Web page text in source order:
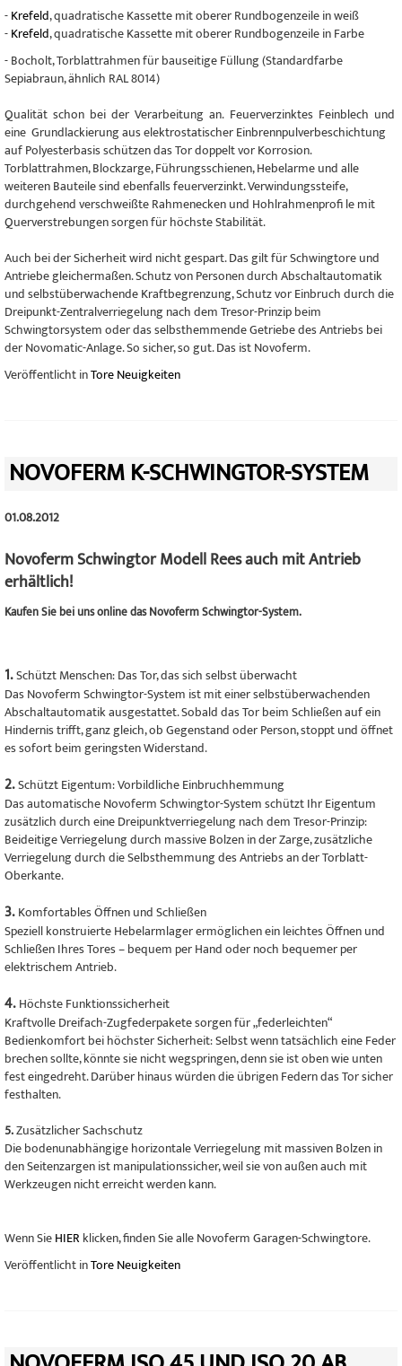
-Krefeld, quadratische Kassette mit oberer Rundbogenzeile in weiß
-Krefeld, quadratische Kassette mit oberer Rundbogenzeile in Farbe
- Bocholt, Torblattrahmen für bauseitige Füllung (Standardfarbe
Sepiabraun, ähnlich RAL 8014)
Qualität schon bei der Verarbeitung an. Feuerverzinktes Feinblech und
eine Grundlackierung aus elektrostatischer Einbrennpulverbeschichtung
auf Polyesterbasis schützen das Tor doppelt vor Korrosion.
Torblattrahmen, Blockzarge, Führungsschienen, Hebelarme und alle
weiteren Bauteile sind ebenfalls feuerverzinkt. Verwindungssteife,
durchgehend verschweißte Rahmenecken und Hohlrahmenprofi le mit
Querverstrebungen sorgen für höchste Stabilität.
Auch bei der Sicherheit wird nicht gespart. Das gilt für Schwingtore und
Antriebe gleichermaßen. Schutz von Personen durch Abschaltautomatik
und selbstüberwachende Kraftbegrenzung, Schutz vor Einbruch durch die
Dreipunkt-Zentralverriegelung nach dem Tresor-Prinzip beim
Schwingtorsystem oder das selbsthemmende Getriebe des Antriebs bei
der Novomatic-Anlage. So sicher, so gut. Das ist Novoferm.
Veröffentlicht inTore Neuigkeiten
NOVOFERM K-SCHWINGTOR-SYSTEM
01.08.2012
Novoferm Schwingtor Modell Rees auch mit Antrieb
erhältlich!
Kaufen Sie bei uns online das Novoferm Schwingtor-System.
1.Schützt Menschen: Das Tor, das sich selbst überwacht
Das Novoferm Schwingtor-System ist mit einer selbstüberwachenden
Abschaltautomatik ausgestattet. Sobald das Tor beim Schließen auf ein
Hindernis trifft, ganz gleich, ob Gegenstand oder Person, stoppt und öffnet
es sofort beim geringsten Widerstand.
2.Schützt Eigentum: Vorbildliche Einbruchhemmung
Das automatische Novoferm Schwingtor-System schützt Ihr Eigentum
zusätzlich durch eine Dreipunktverriegelung nach dem Tresor-Prinzip:
Beideitige Verriegelung durch massive Bolzen in der Zarge, zusätzliche
Verriegelung durch die Selbsthemmung des Antriebs an der Torblatt-
Oberkante.
3. Komfortables Öffnen und Schließen
Speziell konstruierte Hebelarmlager ermöglichen ein leichtes Öffnen und
Schließen Ihres Tores – bequem per Hand oder noch bequemer per
elektrischem Antrieb.
4. Höchste Funktionssicherheit
Kraftvolle Dreifach-Zugfederpakete sorgen für „federleichten“
Bedienkomfort bei höchster Sicherheit: Selbst wenn tatsächlich eine Feder
brechen sollte, könnte sie nicht wegspringen, denn sie ist oben wie unten
fest eingedreht. Darüber hinaus würden die übrigen Federn das Tor sicher
festhalten.
5.Zusätzlicher Sachschutz
Die bodenunabhängige horizontale Verriegelung mit massiven Bolzen in
den Seitenzargen ist manipulationssicher, weil sie von außen auch mit
Werkzeugen nicht erreicht werden kann.
Wenn SieHIER klicken, finden Sie alle Novoferm Garagen-Schwingtore.
Veröffentlicht inTore Neuigkeiten